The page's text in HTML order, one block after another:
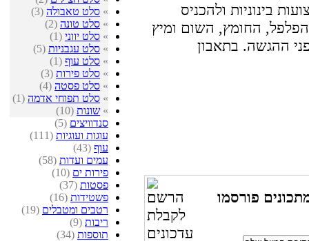
» סלט טאבולה (3)
» סלט טונה (2)
» סלט יווני (1)
» סלט עגבניות (5)
» סלט עוף (1)
» סלט פירות (3)
» סלט פסטה (4)
» סלט תפוחי אדמה (1)
» שונות (10)
סנדוויצים (5)
עוגות ועוגיות (111)
עוף (43)
עמים ועדות (58)
פירות ים (10)
פסטות (37)
פשטידות (16)
רטבים ומטבלים (19)
ריבות (9)
תוספות (34)
בינוניות ולהכניס
החומץ, השום ומיץ
פורסמו